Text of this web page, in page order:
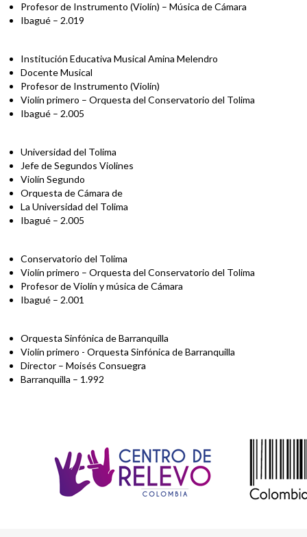
Profesor de Instrumento (Violín) – Música de Cámara
Ibagué – 2.019
Institución Educativa Musical Amina Melendro
Docente Musical
Profesor de Instrumento (Violín)
Violín primero – Orquesta del Conservatorio del Tolima
Ibagué – 2.005
Universidad del Tolima
Jefe de Segundos Violines
Violín Segundo
Orquesta de Cámara de
La Universidad del Tolima
Ibagué – 2.005
Conservatorio del Tolima
Violín primero – Orquesta del Conservatorio del Tolima
Profesor de Violín y música de Cámara
Ibagué – 2.001
Orquesta Sinfónica de Barranquilla
Violín primero - Orquesta Sinfónica de Barranquilla
Director – Moisés Consuegra
Barranquilla – 1.992